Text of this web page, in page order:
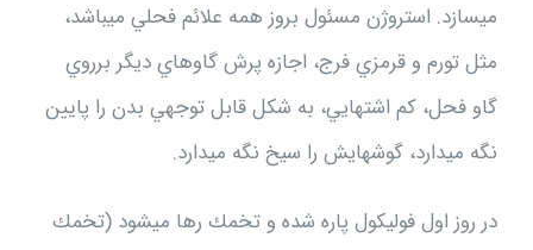
ميسازد. استروژن مسئول بروز همه علائم فحلي ميباشد،
مثل تورم و قرمزي فرج، اجازه پرش گاوهاي ديگر برروي
گاو فحل، كم اشتهايي، به شكل قابل توجهي بدن را پايين
نگه ميدارد، گوشهايش را سيخ نگه ميدارد.
در روز اول فوليكول پاره شده و تخمك رها ميشود (تخمك